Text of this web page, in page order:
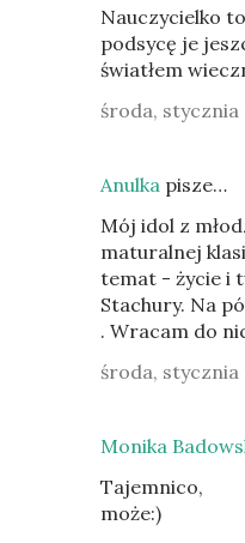
Nauczycielko
podsycę je
światłem
środa, stycznia
Anulka pisze…
Mój idol z
maturalnej
temat - życie i
Stachury. Na
. Wracam do
środa, stycznia
Monika
Tajemnico,
może:)